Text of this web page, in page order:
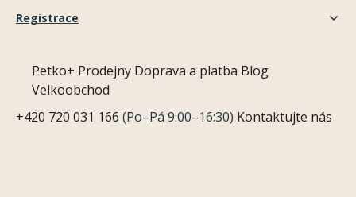
Registrace
Petko+ Prodejny Doprava a platba Blog
Velkoobchod
+420 720 031 166 (Po–Pá 9:00–16:30) Kontaktujte nás